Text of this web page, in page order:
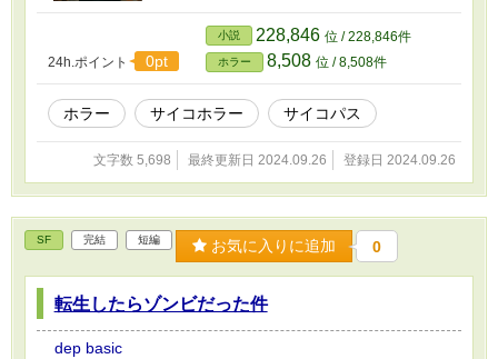
せる。 究極の愛と狂気が交錯する、 前代未聞の
サイコスリラー。 衝撃のラストは、あなたの常
識を覆す。 読み始めたら最後まで目が離せな
い、 鮮烈なバッドエンドストーリー。
24h.ポイント 0pt
小説 228,846 位 / 228,846件
ホラー 8,508 位 / 8,508件
ホラー サイコホラー サイコパス
文字数 5,698 最終更新日 2024.09.26 登録日 2024.09.26
SF 完結 短編 お気に入りに追加 0
転生したらゾンビだった件
dep basic